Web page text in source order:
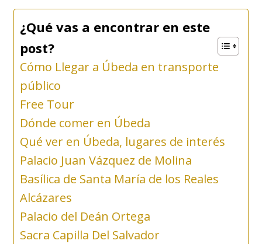
¿Qué vas a encontrar en este
post?
Cómo Llegar a Úbeda en transporte
público
Free Tour
Dónde comer en Úbeda
Qué ver en Úbeda, lugares de interés
Palacio Juan Vázquez de Molina
Basílica de Santa María de los Reales
Alcázares
Palacio del Deán Ortega
Sacra Capilla Del Salvador